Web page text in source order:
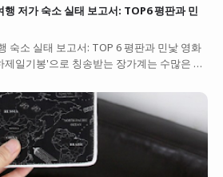
저가 숙소 실태 보고서: TOP6 평판과 민
숙소 실태 보고서: TOP 6 평판과 민낯 영화
제일기봉'으로 칭송받는 장가계는 수많은 …